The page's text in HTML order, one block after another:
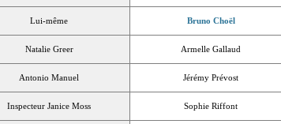
Lui-même Bruno Choël
Natalie Greer Armelle Gallaud
Antonio Manuel Jérémy Prévost
Inspecteur Janice Moss Sophie Riffont